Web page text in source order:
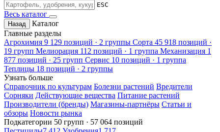
ESC
Весь каталог
Назад
Каталог
Главные разделы
Агрохимия 9 129 позиций · 2 группы Сорта 45 918 позиций ·
19 групп Мелиорация 112 позиций · 1 группа Механизация 1
877 позиций · 25 групп Сервис 10 позиций · 1 группа
Теплицы 18 позиций · 2 группы
Узнать больше
Справочник по культурам Болезни растений Вредители
Сорняки Действующие вещества Питание растений
Производители (бренды) Магазины-партнёры Статьи и
обзоры Новости рынка
Подкатегории 50 групп · 57 064 позиций